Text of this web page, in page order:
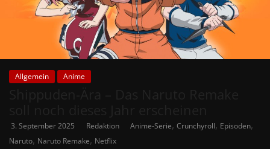
Allgemein Anime
3. September 2025 Redaktion Anime-Serie, Crunchyroll, Episoden,
Naruto, Naruto Remake, Netflix